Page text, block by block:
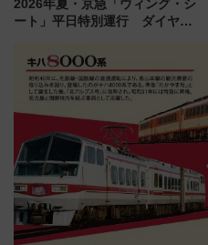
2026年夏・京急「ウィング・シ
ート」平日特別運行 ダイヤ・
三浦海岸を堪能できるお出かけ
プランもご紹介